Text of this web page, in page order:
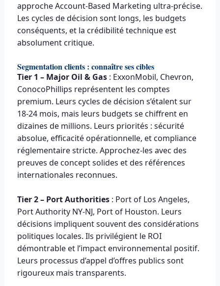
approche Account-Based Marketing ultra-précise.
Les cycles de décision sont longs, les budgets
conséquents, et la crédibilité technique est
absolument critique.
Segmentation clients : connaître ses cibles
Tier 1 – Major Oil & Gas: ExxonMobil, Chevron,
ConocoPhillips représentent les comptes
premium. Leurs cycles de décision s’étalent sur
18-24 mois, mais leurs budgets se chiffrent en
dizaines de millions. Leurs priorités : sécurité
absolue, efficacité opérationnelle, et compliance
réglementaire stricte. Approchez-les avec des
preuves de concept solides et des références
internationales reconnues.
Tier 2 – Port Authorities: Port of Los Angeles,
Port Authority NY-NJ, Port of Houston. Leurs
décisions impliquent souvent des considérations
politiques locales. Ils privilégient le ROI
démontrable et l’impact environnemental positif.
Leurs processus d’appel d’offres publics sont
rigoureux mais transparents.